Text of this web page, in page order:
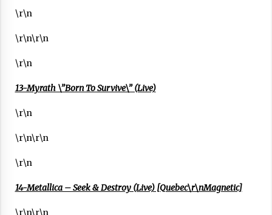
\r\n
\r\n\r\n
\r\n
13-Myrath \”Born To Survive\” (Live)
\r\n
\r\n\r\n
\r\n
14-Metallica – Seek & Destroy (Live) [Quebec\r\nMagnetic]
\r\n\r\n